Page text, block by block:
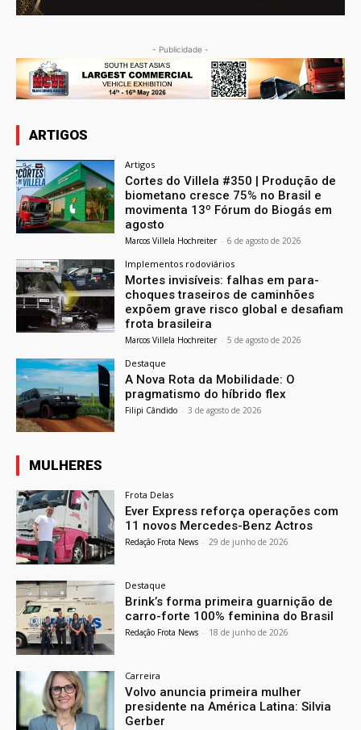
- Publicidade -
ARTIGOS
Artigos
Cortes do Villela #350 | Produção de
biometano cresce 75% no Brasil e
movimenta 13º Fórum do Biogás em
agosto
Marcos Villela Hochreiter - 6 de agosto de 2026
Implementos rodoviários
Mortes invisíveis: falhas em para-
choques traseiros de caminhões
expõem grave risco global e desafiam
frota brasileira
Marcos Villela Hochreiter - 5 de agosto de 2026
Destaque
A Nova Rota da Mobilidade: O
pragmatismo do híbrido flex
Filipi Cândido - 3 de agosto de 2026
MULHERES
Frota Delas
Ever Express reforça operações com
11 novos Mercedes-Benz Actros
Redação Frota News - 29 de junho de 2026
Destaque
Brink’s forma primeira guarnição de
carro-forte 100% feminina do Brasil
Redação Frota News - 18 de junho de 2026
Carreira
Volvo anuncia primeira mulher
presidente na América Latina: Silvia
Gerber